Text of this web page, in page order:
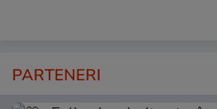
PARTENERI